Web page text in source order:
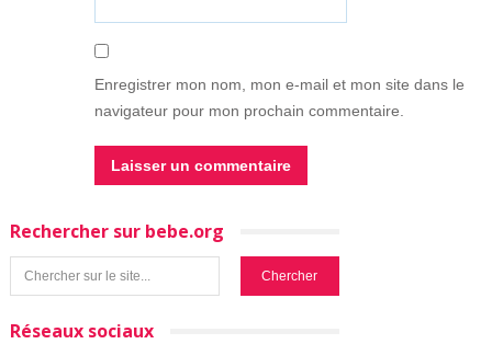
Enregistrer mon nom, mon e-mail et mon site dans le
navigateur pour mon prochain commentaire.
Rechercher sur bebe.org
Réseaux sociaux